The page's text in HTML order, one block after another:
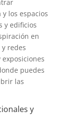
los espacios
y edificios
en
redes
puedes
las
y